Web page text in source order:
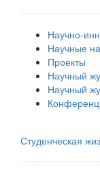
Научно-
Научные
Проекты
Научный
Научный
Студенческая